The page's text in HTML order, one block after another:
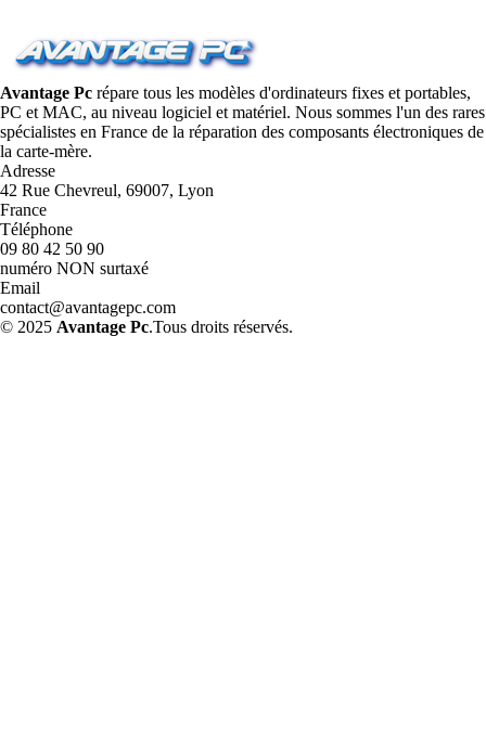
Avantage Pc répare tous les modèles d'ordinateurs fixes et portables,
PC et MAC, au niveau logiciel et matériel. Nous sommes l'un des rares
spécialistes en France de la réparation des composants électroniques de
la carte-mère.
Adresse
42 Rue Chevreul, 69007, Lyon
France
Téléphone
09 80 42 50 90
numéro NON surtaxé
Email
contact@avantagepc.com
© 2025 Avantage Pc.Tous droits réservés.